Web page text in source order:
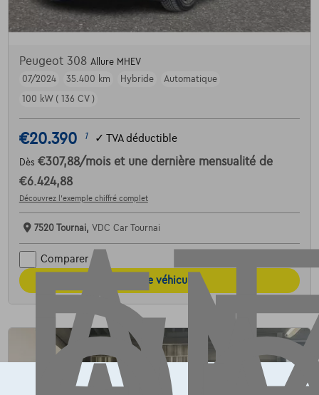
Peugeot 308 Allure MHEV
07/2024
35.400 km Hybride
Automatique
100 kW ( 136 CV )
€20.390 1 ✓ TVA déductible
Dès €307,88/mois et une dernière mensualité de
€6.424,88
Découvrez l’exemple chiffré complet
7520 Tournai, VDC Car Tournai
Comparer
Voir le véhicule